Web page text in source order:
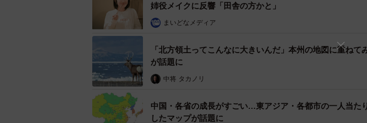
今後の日本に求められるのは、日米同盟を堅持しつつも、それとは一線を
外交空間を創出することである。具体的には、グローバルサウス諸国との
まで以上に緻密に構築し、強化していく必要がある。米国への不信感を募
し、日本は信頼できるパートナーとしてのプレゼンスを示すべきである。
者択一を迫るのではなく、相手国の主体性を尊重し、持続可能な開発や技
に基づく秩序形成を共に進めるというアプローチである。
日本独自の二国間外交を徹底することは、結果として日米関係を補完するこ
姉役メイクに反響「田舎の方かと」
まいどなメディア
「北方領土ってこんなに大きいんだ」本州の地図に重ね
が話題に
中将 タカノリ
中国・各省の成長がすごい…東アジア・各都市の一人当た
したマップが話題に